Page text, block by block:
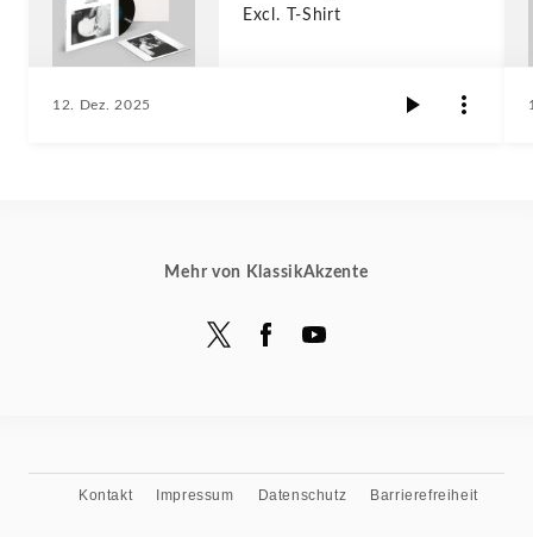
Excl. T-Shirt
12. Dez. 2025
Mehr von KlassikAkzente
Kontakt Impressum Datenschutz Barrierefreiheit